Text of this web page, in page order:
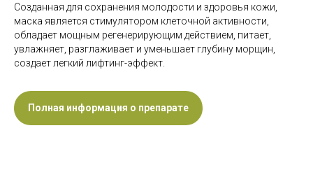
Созданная для сохранения молодости и здоровья кожи,
маска является стимулятором клеточной активности,
обладает мощным регенерирующим действием, питает,
увлажняет, разглаживает и уменьшает глубину морщин,
создает легкий лифтинг-эффект.
Полная информация о препарате